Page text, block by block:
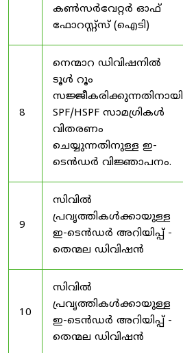
കൺസർവേറ്റർ ഓഫ്
ഫോറസ്റ്റ്സ് (ഐടി)
8
നെന്മാറ ഡിവിഷനിൽ
ടൂൾ റൂം
സജ്ജീകരിക്കുന്നതിനായി
SPF/HSPF സാമഗ്രികൾ
വിതരണം
ചെയ്യുന്നതിനുള്ള ഇ-
ടെൻഡർ വിജ്ഞാപനം.
9
സിവിൽ
പ്രവൃത്തികൾക്കായുള്ള
ഇ-ടെൻഡർ അറിയിപ്പ് -
തെന്മല ഡിവിഷൻ
10
സിവിൽ
പ്രവൃത്തികൾക്കായുള്ള
ഇ-ടെൻഡർ അറിയിപ്പ് -
തെന്മല ഡിവിഷൻ